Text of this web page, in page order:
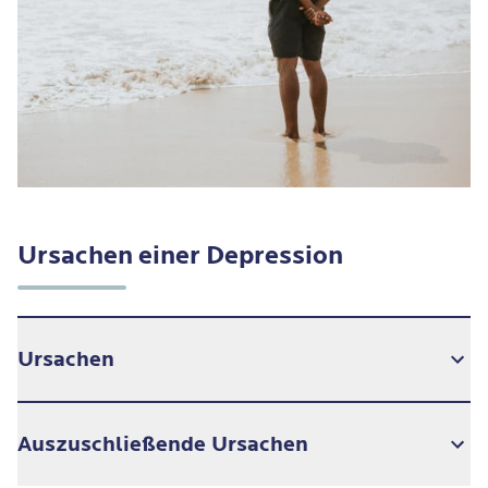
Ursachen einer Depression
Ursachen
Die Ursache einer Depression ist so individuell wie
Auszuschließende Ursachen